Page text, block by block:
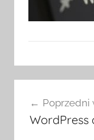
wpisuPoprzedni
WordPress